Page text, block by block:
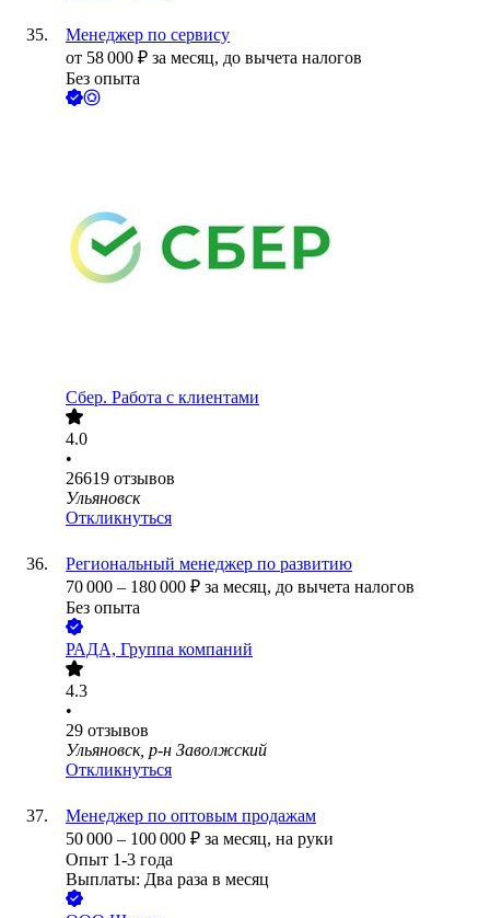
Менеджер по сервису
от 58 000 ₽ за месяц, до вычета налогов
Без опыта
Сбер. Работа с клиентами
4.0
•
26619 отзывов
Ульяновск
Откликнуться
Региональный менеджер по развитию
70 000 – 180 000 ₽ за месяц, до вычета налогов
Без опыта
РАДА, Группа компаний
4.3
•
29 отзывов
Ульяновск, р-н Заволжский
Откликнуться
Менеджер по оптовым продажам
50 000 – 100 000 ₽ за месяц, на руки
Опыт 1-3 года
Выплаты: Два раза в месяц